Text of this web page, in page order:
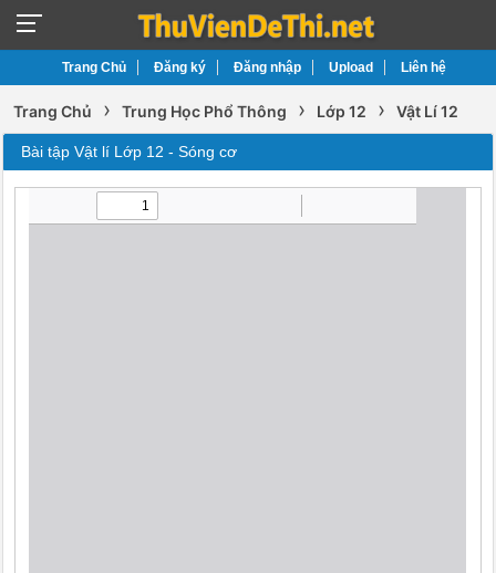
Trang Chủ Đăng ký Đăng nhập Upload Liên hệ
Trang Chủ › Trung Học Phổ Thông › Lớp 12 › Vật Lí 12
Bài tập Vật lí Lớp 12 - Sóng cơ